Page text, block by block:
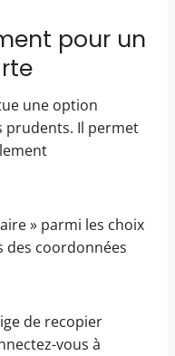
pour un
une option
prudents. Il permet
» parmi les choix
des coordonnées
de recopier
vous à